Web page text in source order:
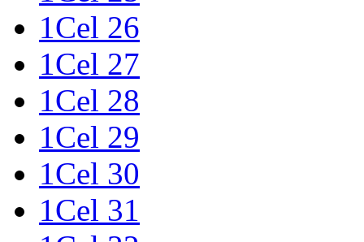
1Cel 26
1Cel 27
1Cel 28
1Cel 29
1Cel 30
1Cel 31